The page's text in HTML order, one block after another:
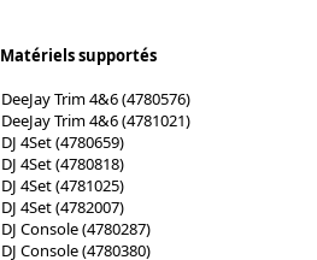
Matériels supportés
DeeJay Trim 4&6 (4780576)
DeeJay Trim 4&6 (4781021)
DJ 4Set (4780659)
DJ 4Set (4780818)
DJ 4Set (4781025)
DJ 4Set (4782007)
DJ Console (4780287)
DJ Console (4780380)